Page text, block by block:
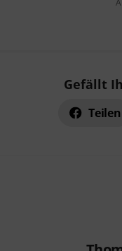
Gefällt
Teilen